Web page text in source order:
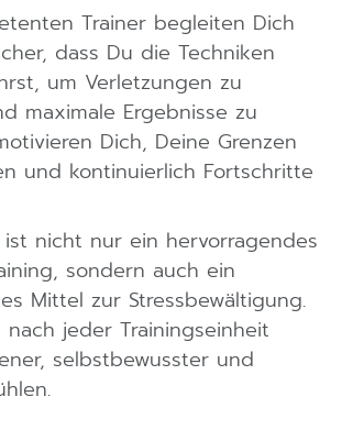
Trainer begleiten Dich
dass Du die Techniken
um Verletzungen zu
maximale Ergebnisse zu
Dich, Deine Grenzen
und kontinuierlich Fortschritte
ist nicht nur ein hervorragendes
sondern auch ein
Mittel zur Stressbewältigung.
jeder Trainingseinheit
selbstbewusster und